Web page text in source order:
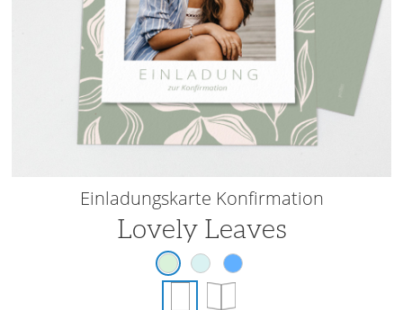
Einladungskarte Konfirmation
Lovely Leaves